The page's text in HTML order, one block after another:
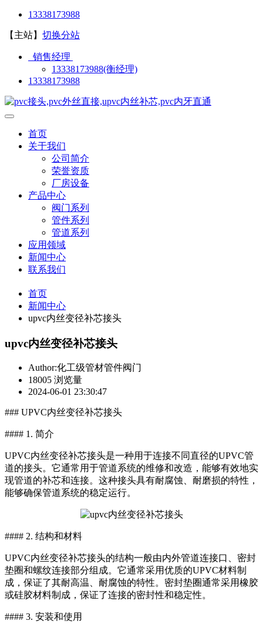
13338173988
【主站】 切换分站
销售经理
13338173988(衡经理)
13338173988
首页
关于我们
公司简介
荣誉资质
厂房设备
产品中心
阀门系列
管件系列
管道系列
应用领域
新闻中心
联系我们
首页
新闻中心
upvc内丝变径补芯接头
upvc内丝变径补芯接头
Author:化工级管材管件阀门
18005 浏览量
2024-06-01 23:30:47
### UPVC内丝变径补芯接头
#### 1. 简介
UPVC内丝变径补芯接头是一种用于连接不同直径的UPVC管
道的接头。它通常用于管道系统的维修和改造，能够有效地实
现管道的补芯和连接。这种接头具有耐腐蚀、耐磨损的特性，
能够确保管道系统的稳定运行。
#### 2. 结构和材料
UPVC内丝变径补芯接头的结构一般由内外管道连接口、密封
垫圈和螺纹连接部分组成。它通常采用优质的UPVC材料制
成，保证了其耐高温、耐腐蚀的特性。密封垫圈通常采用橡胶
或硅胶材料制成，保证了连接的密封性和稳定性。
#### 3. 安装和使用